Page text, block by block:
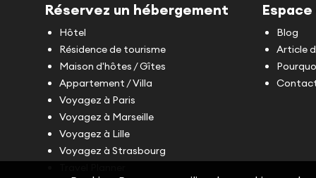
Réservez un hébergement
Hôtel
Résidence de tourisme
Maison d'hôtes / Gîtes
Appartement / Villa
Voyagez à Paris
Voyagez à Marseille
Voyagez à Lille
Voyagez à Strasbourg
Blog
Article